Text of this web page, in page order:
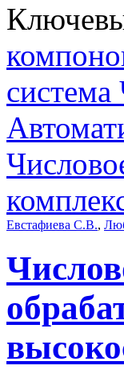
Евстафиева С.В.,